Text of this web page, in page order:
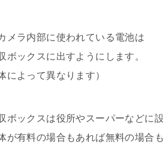
メラ内部に使われている電池は
ボックスに出すようにします。
によって異なります）
ボックスは役所やスーパーなどに
が有料の場合もあれば無料の場合